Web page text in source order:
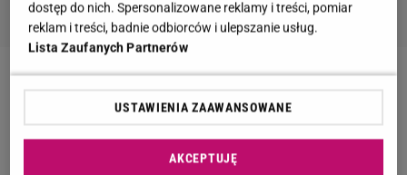
Małgorzata Pieńkowska i Bartosz Żukowski często
się spotykają. Aktor ujawnił, co ich łączy
Kiedy do sieci trafiły wspólne zdjęcia
dostęp do nich. Spersonalizowane reklamy i treści, pomiar
reklam i treści, badnie odbiorców i ulepszanie usług.
Lista Zaufanych Partnerów
USTAWIENIA ZAAWANSOWANE
AKCEPTUJĘ